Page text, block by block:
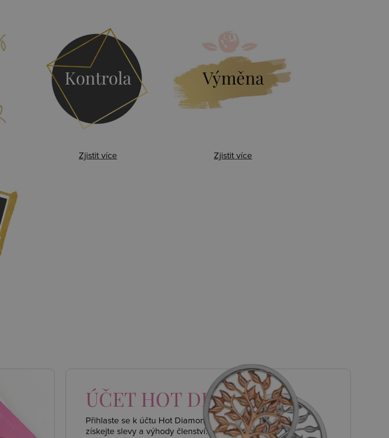
Kontrola
Zjistit více
Výměna
Zjistit více
ÚČET HOT DIAMONDS
Přihlaste se k účtu Hot Diamonds a
získejte slevy a výhody členství.